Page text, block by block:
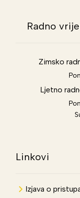
Radno
Zimsko
Ljetno
Linkovi
Izjava o